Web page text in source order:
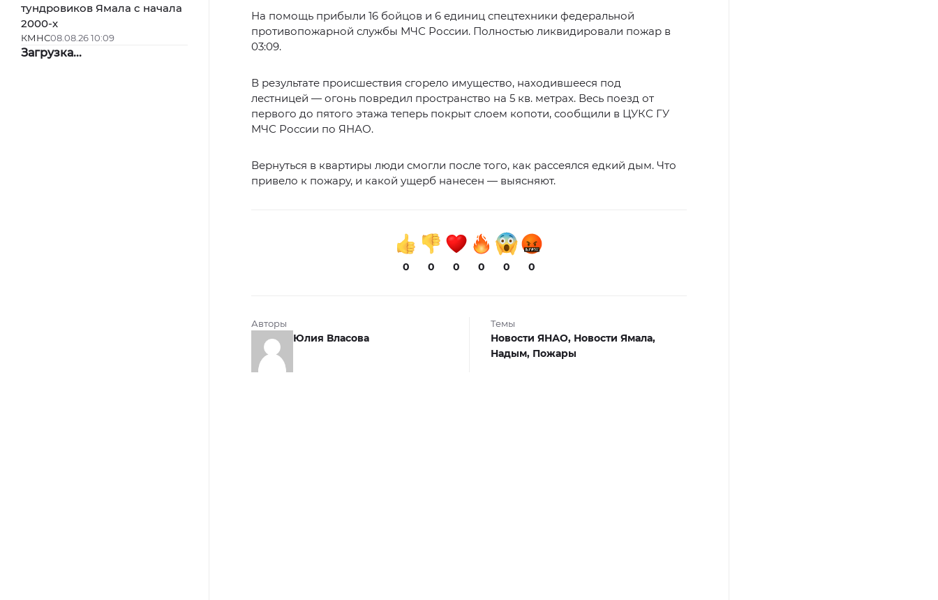
тундровиков Ямала с начала
2000-х
КМНС08.08.26 10:09
Загрузка...
На помощь прибыли 16 бойцов и 6 единиц спецтехники федеральной
противопожарной службы МЧС России. Полностью ликвидировали пожар в
03:09.
В результате происшествия сгорело имущество, находившееся под
лестницей — огонь повредил пространство на 5 кв. метрах. Весь поезд от
первого до пятого этажа теперь покрыт слоем копоти, сообщили в ЦУКС ГУ
МЧС России по ЯНАО.
Вернуться в квартиры люди смогли после того, как рассеялся едкий дым. Что
привело к пожару, и какой ущерб нанесен — выясняют.
0 0 0 0 0 0
Авторы
Юлия Власова
Темы
Новости ЯНАО, Новости Ямала,
Надым, Пожары